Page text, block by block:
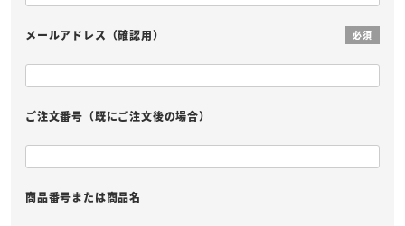
メールアドレス（確認用） 必須
ご注文番号（既にご注文後の場合）
商品番号または商品名